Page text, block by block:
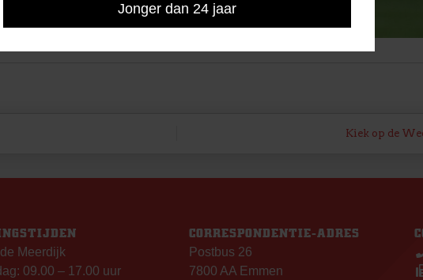
Jonger dan 24 jaar
Kiek op de
Meerdijk
09.00 – 17.00 uur
CORRESPONDENTIE-ADRES
Postbus 26
7800 AA Emmen